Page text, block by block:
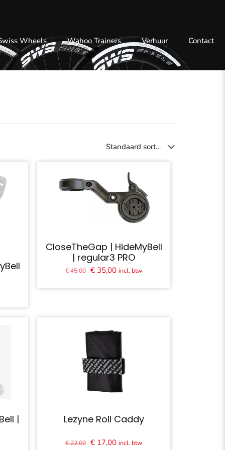
Wheels Wahoo Trainers Verhuur Contact
CloseTheGap | HideMyBell
| regular3 PRO
€45,00 Oorspronkelijke
€35,00Huidige
incl. btw
|
Lezyne Roll Caddy
€22,00 Oorspronkelijke
€17,00Huidige
incl. btw